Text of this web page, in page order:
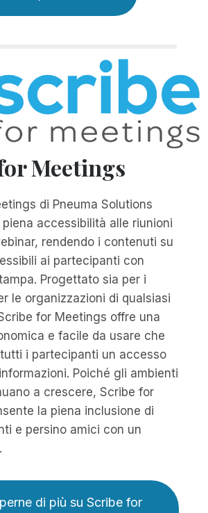
Meetings
di Pneuma Solutions
accessibilità alle riunioni
rendendo i contenuti su
ai partecipanti con
Progettato sia per i
le organizzazioni di qualsiasi
for Meetings offre una
e facile da usare che
i partecipanti un accesso
Poiché gli ambienti
a crescere, Scribe for
la piena inclusione di
e persino amici con un
di più su Scribe for